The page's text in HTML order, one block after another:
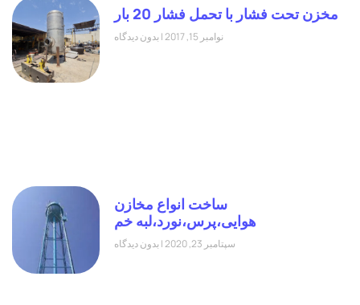
مخزن تحت فشار با تحمل فشار 20 بار
نوامبر 15, 2017 بدون دیدگاه
ساخت انواع مخازن
هوایی،پرس،نورد،لبه خم
سپتامبر 23, 2020 بدون دیدگاه